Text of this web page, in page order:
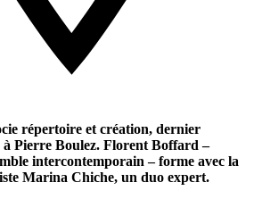
répertoire et création, dernier
Pierre Boulez. Florent Boffard –
intercontemporain – forme avec la
Marina Chiche, un duo expert.